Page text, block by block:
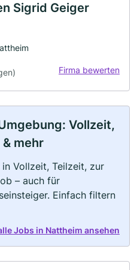
Sigrid Geiger
Firma bewerten
Vollzeit,
mehr
Vollzeit, Teilzeit, zur
– auch für
Einfach filtern
Jobs in Nattheim ansehen